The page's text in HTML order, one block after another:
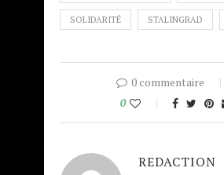
SOLIDARITÉ STALINGRAD
0 commentaire
0
REDACTION